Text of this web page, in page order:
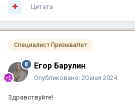
Цитата
Специалист ПризываНет
Егор Барулин
Опубликовано: 20 мая 2024
Здравствуйте!